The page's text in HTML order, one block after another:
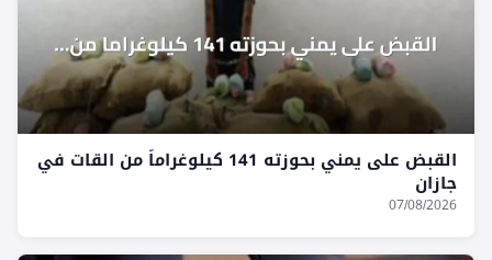
القبض على يمني بحوزته 141 كيلوغراماً من القات في
جازان
07/08/2026